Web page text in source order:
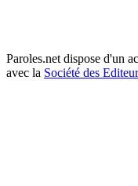
Paroles.net dispose d'un
avec la Société des